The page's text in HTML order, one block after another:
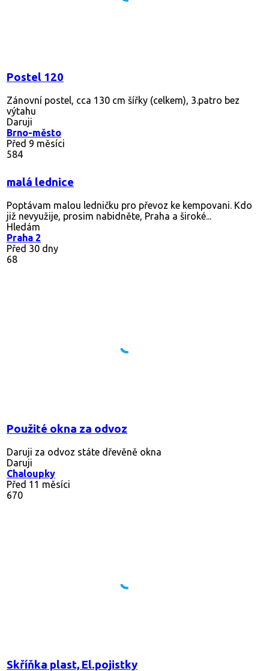
Postel 120
Zánovní postel, cca 130 cm šířky (celkem), 3.patro bez
výtahu
Daruji
Brno-město
Před 9 měsíci
584
malá lednice
Poptávam malou ledničku pro převoz ke kempovani. Kdo
již nevyužije, prosim nabidněte, Praha a široké...
Hledám
Praha 2
Před 30 dny
68
Použité okna za odvoz
Daruji za odvoz státe dřevěně okna
Daruji
Chaloupky
Před 11 měsíci
670
Skříňka plast, El.pojistky